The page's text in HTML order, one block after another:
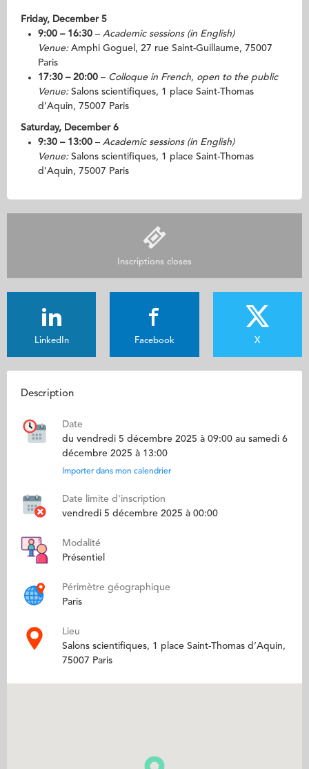
Friday, December 5
9:00 – 16:30 – Academic sessions (in English)
Venue:Amphi Goguel, 27 rue Saint-Guillaume, 75007
Paris
17:30 – 20:00 – Colloque in French, open to the public
Venue:Salons scientifiques, 1 place Saint-Thomas
d’Aquin, 75007 Paris
Saturday, December 6
9:30 – 13:00 – Academic sessions (in English)
Venue:Salons scientifiques, 1 place Saint-Thomas
d’Aquin, 75007 Paris
Inscriptions closes
LinkedIn Facebook X
Description
Date
du vendredi 5 décembre 2025 à 09:00 au samedi 6
décembre 2025 à 13:00
Importer dans mon calendrier
Date limite d'inscription
vendredi 5 décembre 2025 à 00:00
Modalité
Présentiel
Périmètre géographique
Paris
Lieu
Salons scientifiques, 1 place Saint-Thomas d’Aquin,
75007 Paris